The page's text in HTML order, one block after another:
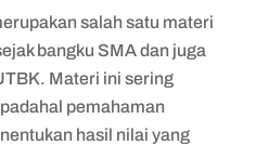
salah satu materi
bangku SMA dan juga
Materi ini sering
pemahaman
hasil nilai yang